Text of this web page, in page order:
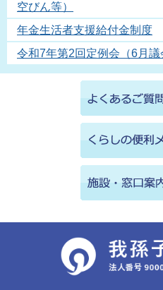
空びん等）
年金生活者支援給付金制度
令和7年第2回定例会（6月